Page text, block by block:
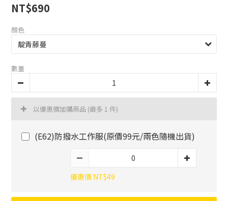
NT$690
顏色
數量
以優惠價加購商品 (最多 1 件)
(E62)防撥水工作服(原價99元/兩色隨機出貨)
優惠價 NT$49